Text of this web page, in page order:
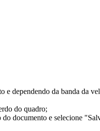
dependendo da banda da
do quadro;
documento e selecione